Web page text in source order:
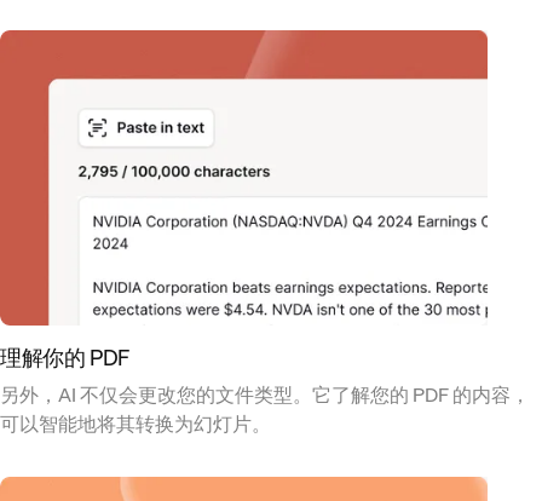
理解你的 PDF
另外，AI 不仅会更改您的文件类型。它了解您的 PDF 的内容，
可以智能地将其转换为幻灯片。